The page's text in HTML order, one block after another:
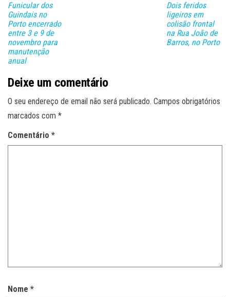
Funicular dos
Guindais no
Porto encerrado
entre 3 e 9 de
novembro para
manutenção
anual
Dois feridos
ligeiros em
colisão frontal
na Rua João de
Barros, no Porto
Deixe um comentário
O seu endereço de email não será publicado. Campos obrigatórios
marcados com *
Comentário *
Nome *